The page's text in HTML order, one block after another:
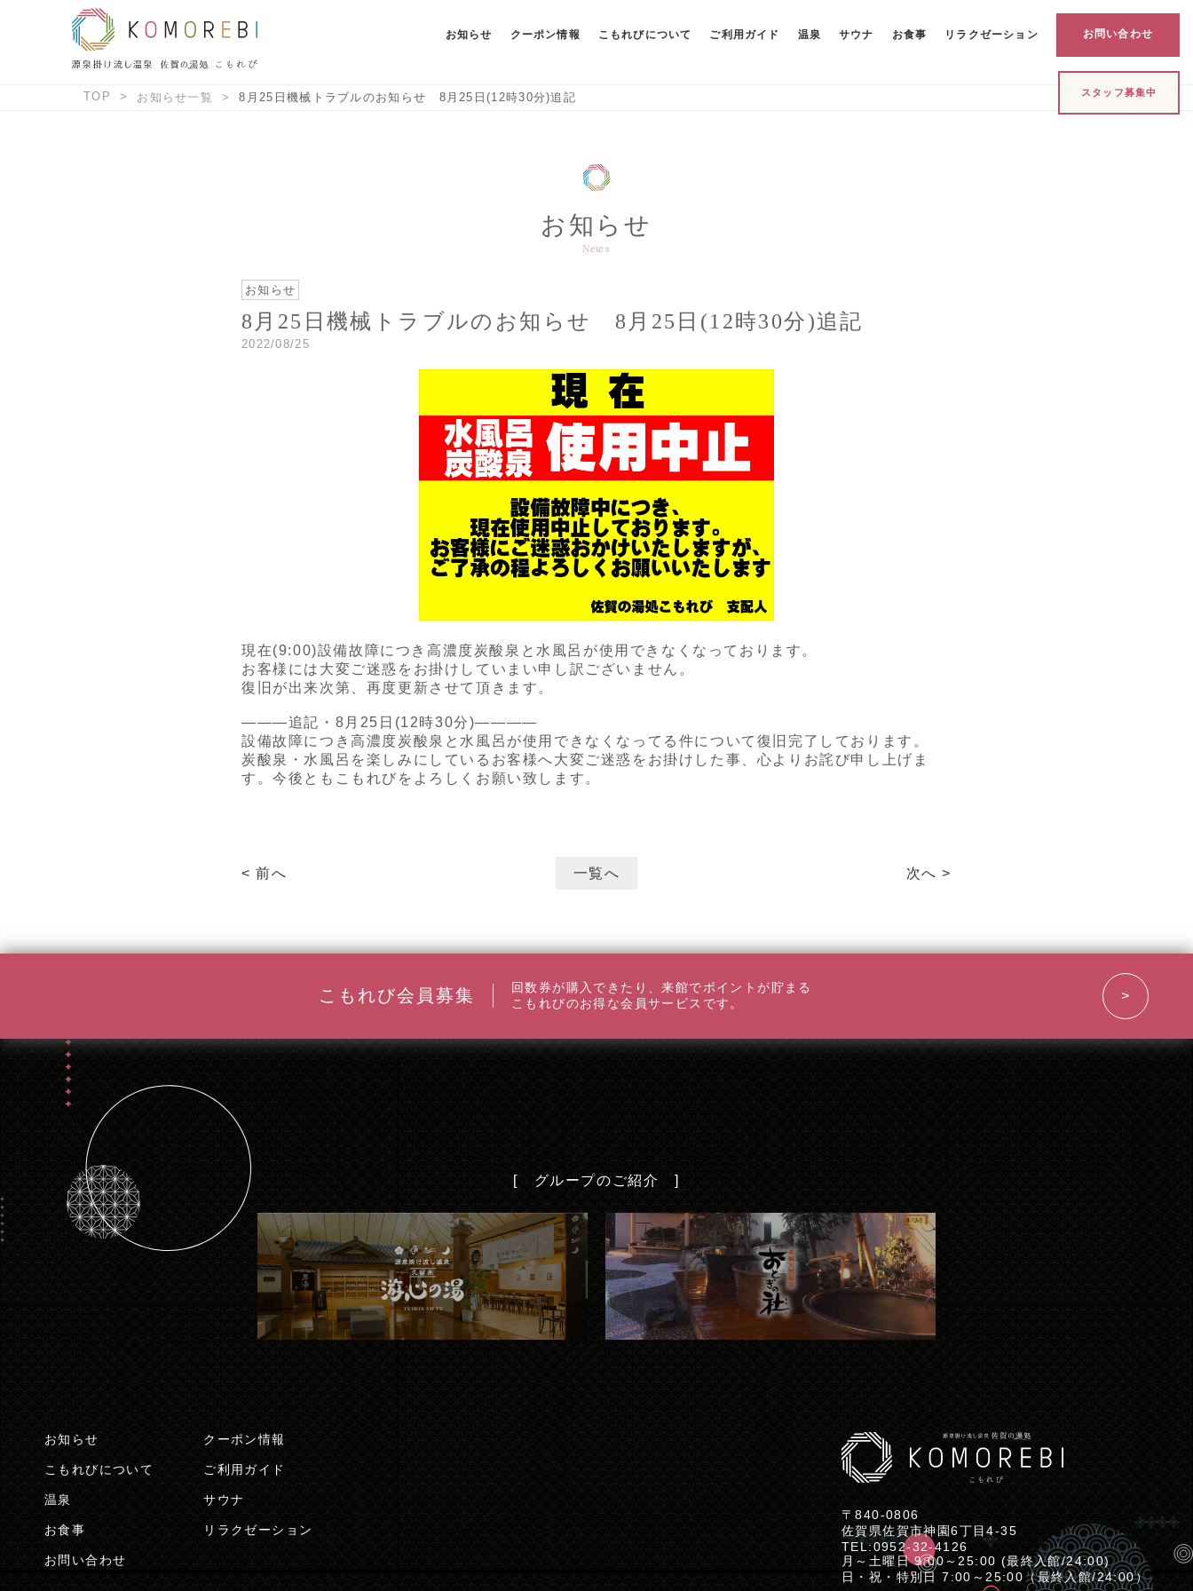
お知らせ クーポン情報 こもれびについて ご利用ガイド 温泉 サウナ お食事 リラクゼーション お問い合わせ
スタッフ募集中
TOP お知らせ一覧 8月25日機械トラブルのお知らせ 8月25日(12時30分)追記
お知らせ
News
お知らせ
8月25日機械トラブルのお知らせ 8月25日(12時30分)追記
2022/08/25
現在(9:00)設備故障につき高濃度炭酸泉と水風呂が使用できなくなっております。
お客様には大変ご迷惑をお掛けしていまい申し訳ございません。
復旧が出来次第、再度更新させて頂きます。
———追記・8月25日(12時30分)————
設備故障につき高濃度炭酸泉と水風呂が使用できなくなってる件について復旧完了しております。
炭酸泉・水風呂を楽しみにしているお客様へ大変ご迷惑をお掛けした事、心よりお詫び申し上げま
す。今後ともこもれびをよろしくお願い致します。
< 前へ 一覧へ 次へ >
こもれび会員募集
回数券が購入できたり、来館でポイントが貯まる
こもれびのお得な会員サービスです。
[ グループのご紹介 ]
お知らせ クーポン情報
こもれびについて ご利用ガイド
温泉 サウナ
お食事 リラクゼーション
お問い合わせ
〒840-0806
佐賀県佐賀市神園6丁目4-35
TEL:0952-32-4126
月～土曜日 9:00～25:00 (最終入館/24:00)
日・祝・特別日 7:00～25:00（最終入館/24:00）